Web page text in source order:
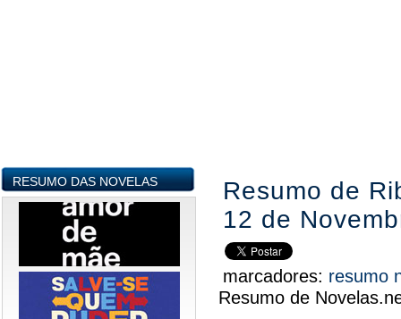
RESUMO DAS NOVELAS
Resumo de
12 de
marcadores: resumo
Resumo de